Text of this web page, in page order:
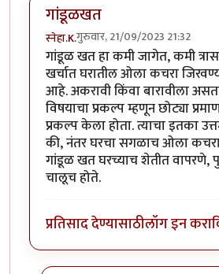
गांडूळखत
स्नेहा.K.गुरुवार, 21/09/2023 21:32
गांडूळ खत हा कमी जागेत, कमी
खर्चात घरातील ओला कचरा
आहे. अकरावी किंवा बारावीला
विषयाचा प्रकल्प म्हणून छोट्या
प्रकल्प केला होता. त्याचा इतका
की, नंतर घरचा सगळाच ओला
गांडूळ खत घरच्याच शेतीत वापरणे,
चालूच होते.
प्रतिसाद देण्यासाठीलॉग इन करा